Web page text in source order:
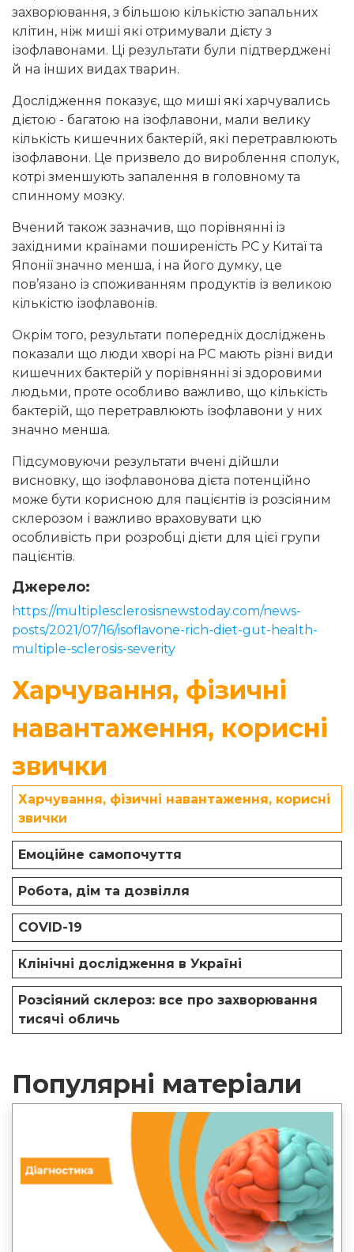
захворювання, з більшою кількістю запальних
клітин, ніж миші які отримували дієту з
ізофлавонами. Ці результати були підтверджені
й на інших видах тварин.
Дослідження показує, що миші які харчувались
дієтою - багатою на ізофлавони, мали велику
кількість кишечних бактерій, які перетравлюють
ізофлавони. Це призвело до вироблення сполук,
котрі зменшують запалення в головному та
спинному мозку.
Вчений також зазначив, що порівнянні із
західними країнами поширеність РС у Китаї та
Японії значно менша, і на його думку, це
пов’язано із споживанням продуктів із великою
кількістю ізофлавонів.
Окрім того, результати попередніх досліджень
показали що люди хворі на РС мають різні види
кишечних бактерій у порівнянні зі здоровими
людьми, проте особливо важливо, що кількість
бактерій, що перетравлюють ізофлавони у них
значно менша.
Підсумовуючи результати вчені дійшли
висновку, що ізофлавонова дієта потенційно
може бути корисною для пацієнтів із розсіяним
склерозом і важливо враховувати цю
особливість при розробці дієти для цієї групи
пацієнтів.
Джерело:
https://multiplesclerosisnewstoday.com/news-
posts/2021/07/16/isoflavone-rich-diet-gut-health-
multiple-sclerosis-severity
Харчування, фізичні
навантаження, корисні
звички
Харчування, фізичні навантаження, корисні
звички
Емоційне самопочуття
Робота, дім та дозвілля
COVID-19
Клінічні дослідження в Україні
Розсіяний склероз: все про захворювання
тисячі обличь
Популярні матеріали